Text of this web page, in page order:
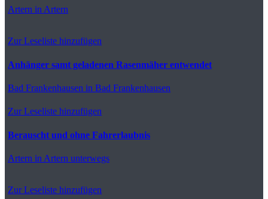
Artern in Artern
Zur Leseliste hinzufügen
Anhänger samt geladenen Rasenmäher entwendet
Bad Frankenhausen in Bad Frankenhausen
Zur Leseliste hinzufügen
Berauscht und ohne Fahrerlaubnis
Artern in Artern unterwegs
Zur Leseliste hinzufügen